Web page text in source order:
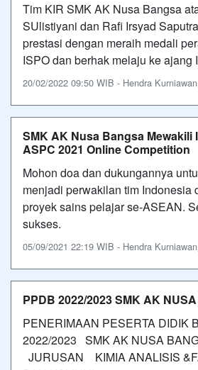
Tim KIR SMK AK Nusa Bangsa
SUlistiyani dan Rafi Irsyad
prestasi dengan meraih medali
ISPO dan berhak melaju ke ajang
20/02/2022 09:50 WIB - Hendra
SMK AK Nusa Bangsa Mewakili
ASPC 2021 Online Competition
Mohon doa dan dukungannya
menjadi perwakilan tim Indonesia
proyek sains pelajar se-ASEAN.
sukses.
05/09/2021 22:19 WIB - Hendra
PPDB 2022/2023 SMK AK
PENERIMAAN PESERTA DIDIK
2022/2023 SMK AK NUSA
JURUSAN KIMIA ANALISIS